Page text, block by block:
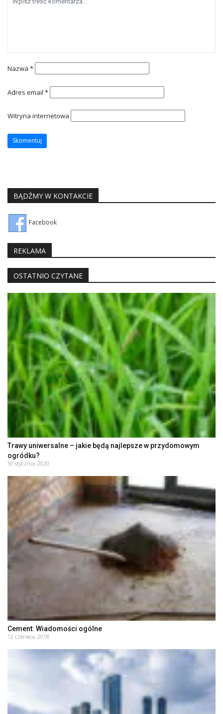
Nazwa *
Adres email *
Witryna internetowa
BĄDŹMY W KONTAKCIE
Facebook
REKLAMA
OSTATNIO CZYTANE
Trawy uniwersalne – jakie będą najlepsze w przydomowym
ogródku?
30 stycznia, 2020
Cement: Wiadomości ogólne
12 czerwca, 2018